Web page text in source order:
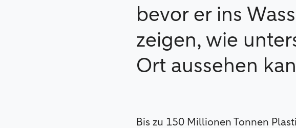
bevor er ins
zeigen, wie
Ort aussehen
Bis zu 150 Millionen Tonnen